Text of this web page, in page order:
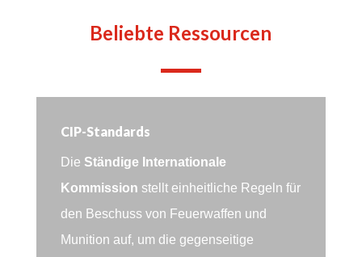
Beliebte Ressourcen
CIP-Standards
Die Ständige Internationale
Kommission stellt einheitliche Regeln für
den Beschuss von Feuerwaffen und
Munition auf, um die gegenseitige